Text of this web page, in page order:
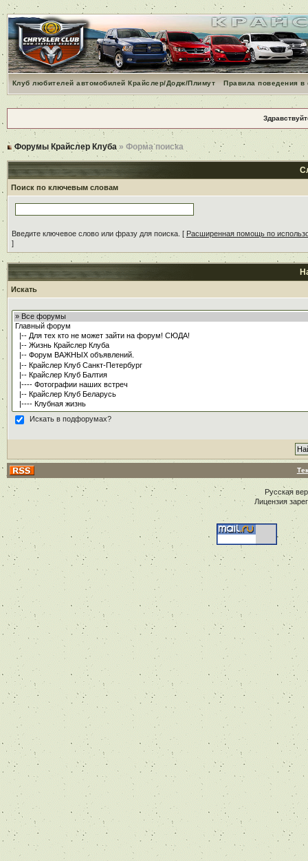
Клуб любителей автомобилей Крайслер/Додж/Плимут Правила поведения
Форумы Крайслер Клуба » Форма поиска
Поиск по ключевым словам
Введите ключевое слово или фразу для поиска. [ Расширенная помощь по
]
Искать
Искать в подфорумах?
Русская
Лицензия